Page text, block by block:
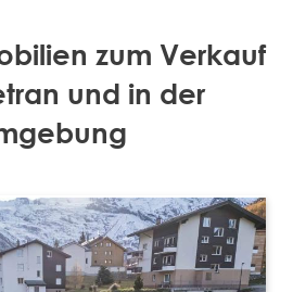
zum Verkauf
und in der